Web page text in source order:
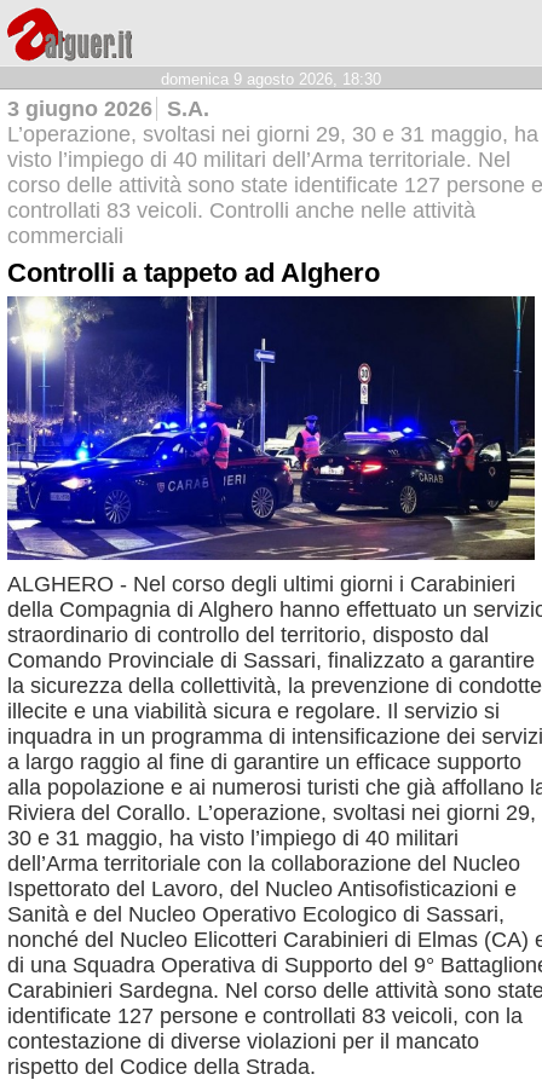
domenica 9 agosto 2026, 18:30
3 giugno 2026
S.A.
L’operazione, svoltasi nei giorni 29, 30 e 31 maggio, ha
visto l’impiego di 40 militari dell’Arma territoriale. Nel
corso delle attività sono state identificate 127 persone e
controllati 83 veicoli. Controlli anche nelle attività
commerciali
Controlli a tappeto ad Alghero
ALGHERO - Nel corso degli ultimi giorni i Carabinieri
della Compagnia di Alghero hanno effettuato un
straordinario di controllo del territorio, disposto dal
Comando Provinciale di Sassari, finalizzato a garantire
la sicurezza della collettività, la prevenzione di condotte
illecite e una viabilità sicura e regolare. Il servizio si
inquadra in un programma di intensificazione dei servizi
a largo raggio al fine di garantire un efficace supporto
alla popolazione e ai numerosi turisti che già affollano
Riviera del Corallo. L’operazione, svoltasi nei giorni 29,
30 e 31 maggio, ha visto l’impiego di 40 militari
dell’Arma territoriale con la collaborazione del Nucleo
Ispettorato del Lavoro, del Nucleo Antisofisticazioni e
Sanità e del Nucleo Operativo Ecologico di Sassari,
nonché del Nucleo Elicotteri Carabinieri di Elmas (CA)
di una Squadra Operativa di Supporto del 9°
Carabinieri Sardegna. Nel corso delle attività sono
identificate 127 persone e controllati 83 veicoli, con la
contestazione di diverse violazioni per il mancato
rispetto del Codice della Strada.